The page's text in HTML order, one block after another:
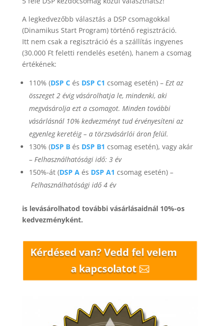
A legkedvezőbb választás a DSP csomagokkal
(Dinamikus Start Program) történő regisztráció.
Itt nem csak a regisztráció és a szállítás ingyenes
(30.000 Ft feletti rendelés esetén), hanem a csomag
értékének:
110% (DSP C és DSP C1 csomag esetén) – Ezt az
összeget 2 évig vásárolhatja le, mindenki, aki
megvásárolja ezt a csomagot. Minden további
vásárlásnál 10% kedvezményt tud érvényesíteni az
egyenleg keretéig – a törzsvásárlói áron felül.
130% (DSP B és DSP B1 csomag esetén), vagy akár
–Felhasználhatósági idő: 3 év
150%-át (DSP A és DSP A1 csomag esetén) –
Felhasználhatósági idő 4 év
is levásárolhatod további vásárlásaidnál 10%-os
kedvezményként.
Kérdésed van? Vedd fel velem
a kapcsolatot